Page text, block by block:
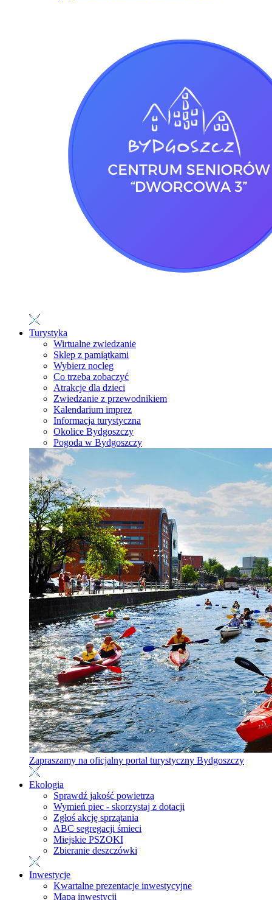
Turystyka
Wirtualne zwiedzanie
Sklep z pamiątkami
Wybierz nocleg
Co trzeba zobaczyć
Atrakcje dla dzieci
Zwiedzanie z przewodnikiem
Kalendarium imprez
Informacja turystyczna
Okolice Bydgoszczy
Pogoda w Bydgoszczy
Zapraszamy na oficjalny portal turystyczny Bydgoszczy
Ekologia
Sprawdź jakość powietrza
Wymień piec - skorzystaj z dotacji
Zgłoś akcję sprzątania
ABC segregacji śmieci
Miejskie PSZOKI
Zbieranie deszczówki
Inwestycje
Kwartalne prezentacje inwestycyjne
Mapa inwestycji